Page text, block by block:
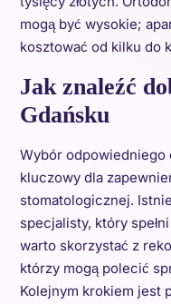
mogą być wysokie;
kosztować od kilku do
Jak znaleźć
Gdańsku
Wybór odpowiedniego
kluczowy dla
stomatologicznej.
specjalisty, który
warto skorzystać z
którzy mogą polecić
Kolejnym krokiem jest